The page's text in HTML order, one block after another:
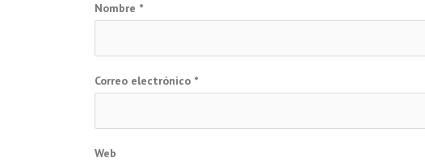
Nombre *
Correo electrónico *
Web